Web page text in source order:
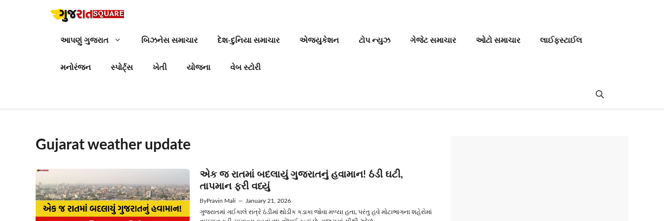
આપણું ગુજરાત બિઝનેસ સમાચાર દેશ-દુનિયા સમાચાર એજ્યુકેશન ટોપ ન્યુઝ ગેજેટ સમાચાર ઓટો સમાચાર લાઈફસ્ટાઈલ
મનોરંજન સ્પોર્ટ્સ ખેતી યોજના વેબ સ્ટોરી
Gujarat weather update
એક જ રાતમાં બદલાયું ગુજરાતનું હવામાન! ઠંડી ઘટી,
તાપમાન ફરી વધ્યું
ByPravin Mali — January 21, 2026
ગુજરાતમાં ગઈકાલે રાત્રે ઠંડીમાં થોડીક કડાકા જોવા મળ્યા હતા, પરંતુ હવે મોટાભાગના શહેરોમાં